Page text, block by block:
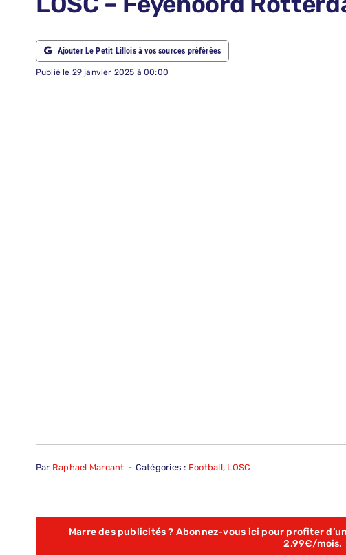
RECHERCHER:
Ajouter Le Petit Lillois à vos sources préférées
Publié le 29 janvier 2025 à 00:00
Par Raphael Marcant - Catégories : Football, LOSC
Marre des publicités ? Abonnez-vous ici pour profiter
2,99€/mois.